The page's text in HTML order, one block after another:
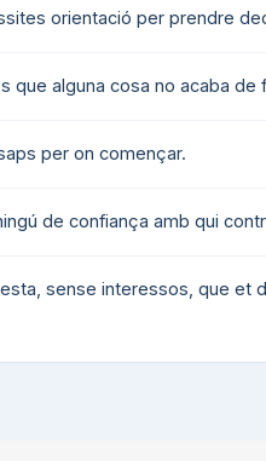
orientació per prendre
que alguna cosa no acaba de
per on començar.
de confiança amb qui
sense interessos, que et